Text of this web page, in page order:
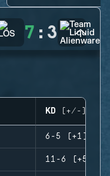
7 : 3
KD (+/-)
6-5 (+1)
11-6 (+5)